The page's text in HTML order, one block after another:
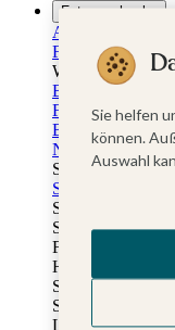
Fotogeschenke
Alle
Fotobücher
Wandbilder &
Bilderboxen
Fotohalter
Bilderrahmen
Notizbücher
Stoffeinband mit
Softcover mit Foto
Stoffeinband mit
Softcover mit
Fotobücher
Hardcover
Softcover
Stoffeinband
Layflat
Sie helfen
können.
Auswahl